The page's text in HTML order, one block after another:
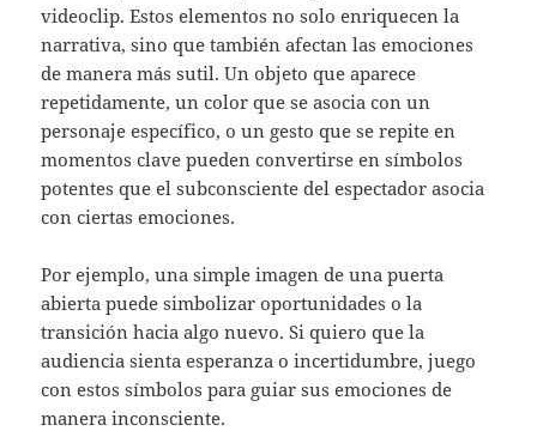
videoclip. Estos elementos no solo enriquecen la
narrativa, sino que también afectan las emociones
de manera más sutil. Un objeto que aparece
repetidamente, un color que se asocia con un
personaje específico, o un gesto que se repite en
momentos clave pueden convertirse en símbolos
potentes que el subconsciente del espectador asocia
con ciertas emociones.
Por ejemplo, una simple imagen de una puerta
abierta puede simbolizar oportunidades o la
transición hacia algo nuevo. Si quiero que la
audiencia sienta esperanza o incertidumbre, juego
con estos símbolos para guiar sus emociones de
manera inconsciente.